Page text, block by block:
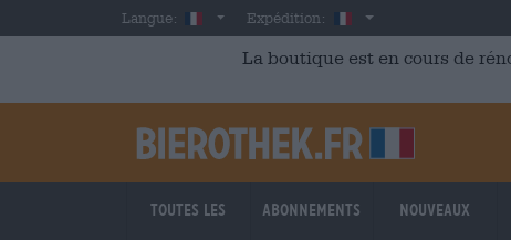
Skip to main contentLangue: FrenchExpédition: France
La boutique est en cours de
Toutes les Abonnements Nouveaux